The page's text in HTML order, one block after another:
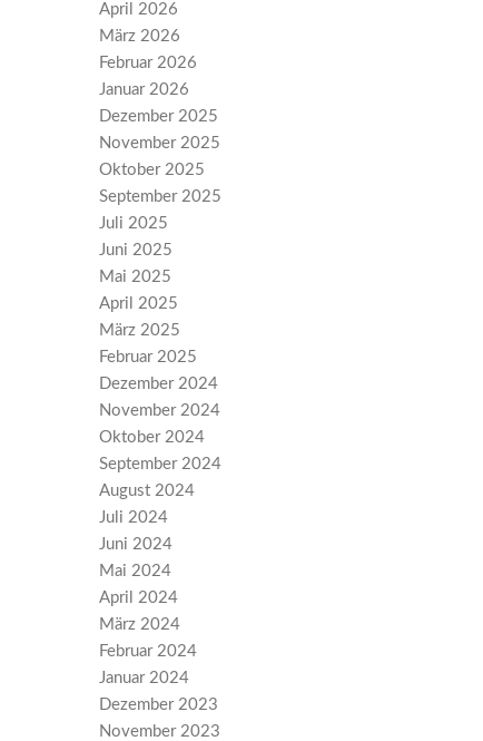
April 2026
März 2026
Februar 2026
Januar 2026
Dezember 2025
November 2025
Oktober 2025
September 2025
Juli 2025
Juni 2025
Mai 2025
April 2025
März 2025
Februar 2025
Dezember 2024
November 2024
Oktober 2024
September 2024
August 2024
Juli 2024
Juni 2024
Mai 2024
April 2024
März 2024
Februar 2024
Januar 2024
Dezember 2023
November 2023